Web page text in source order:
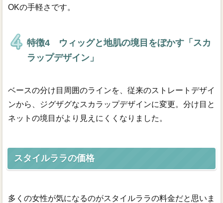
OKの手軽さです。
特徴4 ウィッグと地肌の境目をぼかす「スカ
ラップデザイン」
ベースの分け目周囲のラインを、従来のストレートデザイ
ンから、ジグザグなスカラップデザインに変更。分け目と
ネットの境目がより見えにくくなりました。
スタイルララの価格
多くの女性が気になるのがスタイルララの料金だと思いま